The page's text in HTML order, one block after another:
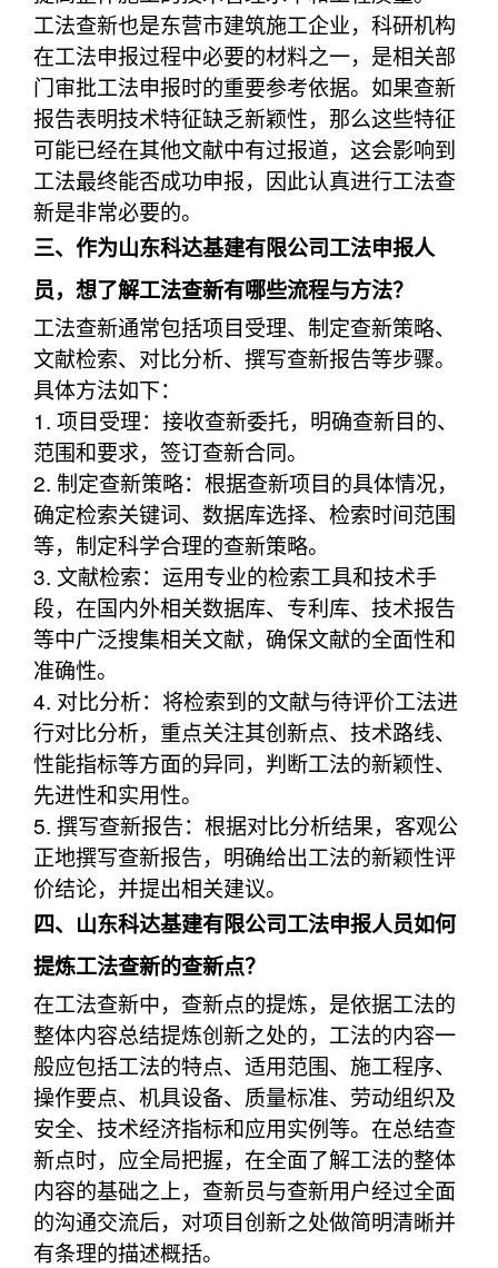
工法查新也是东营市建筑施工企业，科研机构
在工法申报过程中必要的材料之一，是相关部
门审批工法申报时的重要参考依据。如果查新
报告表明技术特征缺乏新颖性，那么这些特征
可能已经在其他文献中有过报道，这会影响到
工法最终能否成功申报，因此认真进行工法查
新是非常必要的。
三、作为山东科达基建有限公司工法申报人
员，想了解工法查新有哪些流程与方法？
工法查新通常包括项目受理、制定查新策略、
文献检索、对比分析、撰写查新报告等步骤。
具体方法如下：
1. 项目受理：接收查新委托，明确查新目的、
范围和要求，签订查新合同。
2. 制定查新策略：根据查新项目的具体情况，
确定检索关键词、数据库选择、检索时间范围
等，制定科学合理的查新策略。
3. 文献检索：运用专业的检索工具和技术手
段，在国内外相关数据库、专利库、技术报告
等中广泛搜集相关文献，确保文献的全面性和
准确性。
4. 对比分析：将检索到的文献与待评价工法进
行对比分析，重点关注其创新点、技术路线、
性能指标等方面的异同，判断工法的新颖性、
先进性和实用性。
5. 撰写查新报告：根据对比分析结果，客观公
正地撰写查新报告，明确给出工法的新颖性评
价结论，并提出相关建议。
四、山东科达基建有限公司工法申报人员如何
提炼工法查新的查新点？
在工法查新中，查新点的提炼，是依据工法的
整体内容总结提炼创新之处的，工法的内容一
般应包括工法的特点、适用范围、施工程序、
操作要点、机具设备、质量标准、劳动组织及
安全、技术经济指标和应用实例等。在总结查
新点时，应全局把握，在全面了解工法的整体
内容的基础之上，查新员与查新用户经过全面
的沟通交流后，对项目创新之处做简明清晰并
有条理的描述概括。